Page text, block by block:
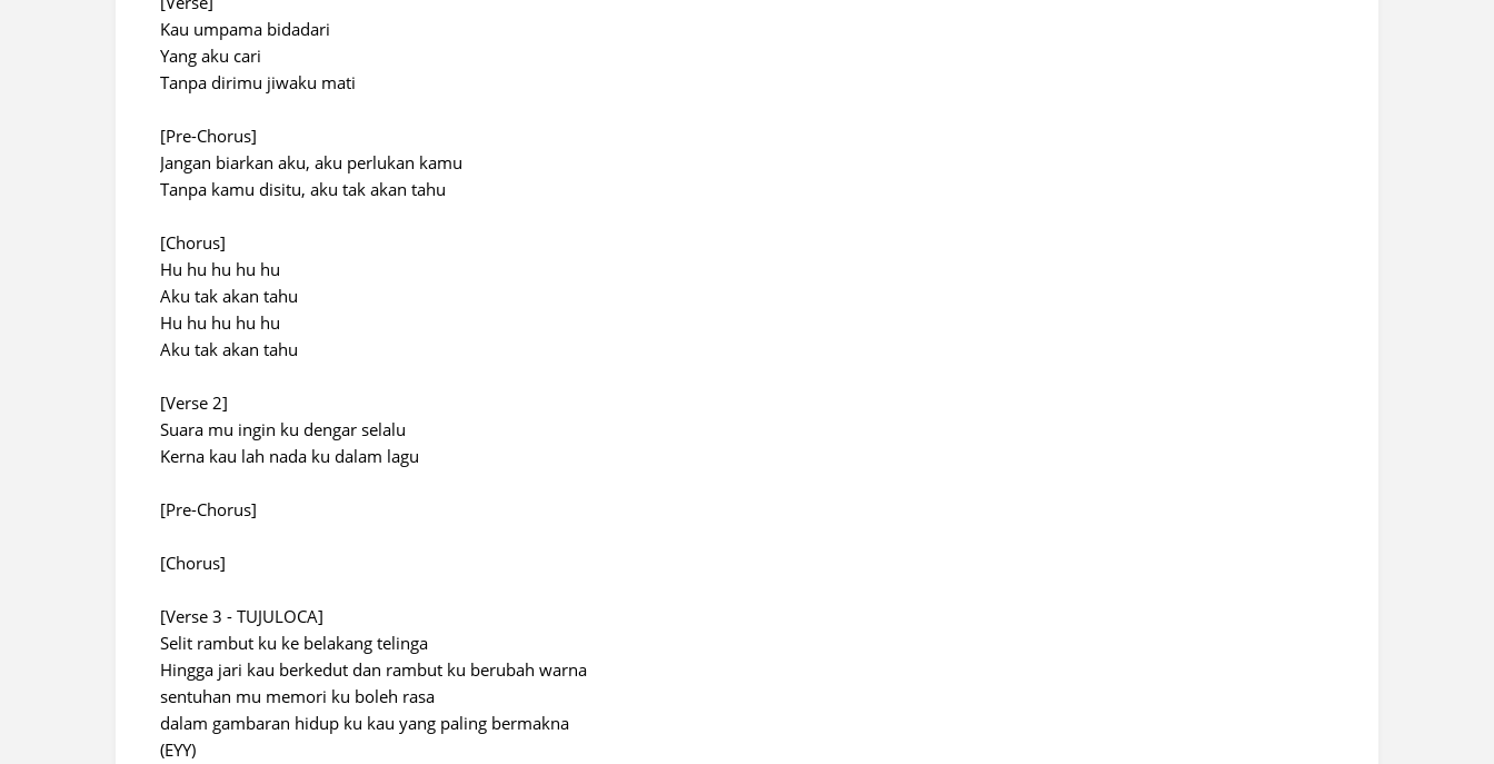
Kau umpama bidadari
Yang aku cari
Tanpa dirimu jiwaku mati
[Pre-Chorus]
Jangan biarkan aku, aku perlukan kamu
Tanpa kamu disitu, aku tak akan tahu
[Chorus]
Hu hu hu hu hu
Aku tak akan tahu
Hu hu hu hu hu
Aku tak akan tahu
[Verse 2]
Suara mu ingin ku dengar selalu
Kerna kau lah nada ku dalam lagu
[Pre-Chorus]
[Chorus]
[Verse 3 - TUJULOCA]
Selit rambut ku ke belakang telinga
Hingga jari kau berkedut dan rambut ku berubah warna
sentuhan mu memori ku boleh rasa
dalam gambaran hidup ku kau yang paling bermakna
(EYY)